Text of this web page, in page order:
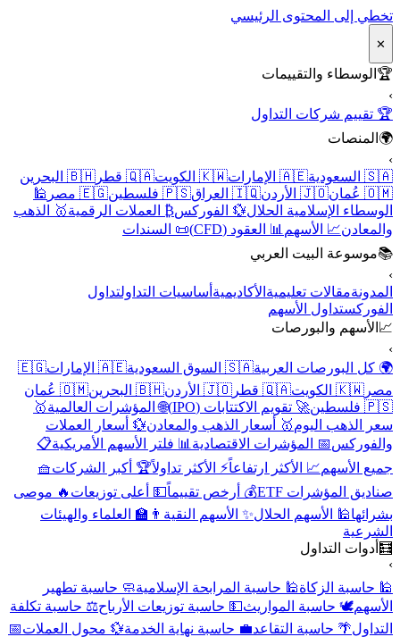
تخطي إلى المحتوى الرئيسي
✕
🏆الوسطاء والتقييمات
🏆 تقييم شركات التداول
🌍المنصات
🇸🇦 السعودية
🇦🇪 الإمارات 🇰🇼 الكويت 🇶🇦 قطر
🇧🇭 البحرين
🇴🇲 عُمان
🇯🇴 الأردن 🇮🇶 العراق 🇵🇸 فلسطين 🇪🇬 مصر
🕌
الوسطاء الإسلامية الحلال 💱 الفوركس ₿ العملات الرقمية🥇 الذهب
والمعادن📈 الأسهم📊 العقود (CFD)
📜 السندات
📚موسوعة البيت العربي
المدونةمقالات تعليميةالأكاديميةأساسيات التداولتداول
الفوركستداول الأسهم
📈الأسهم والبورصات
🌍 كل البورصات العربية🇸🇦 السوق السعودية 🇦🇪 الإمارات
🇪🇬
مصر 🇰🇼 الكويت 🇶🇦 قطر 🇯🇴 الأردن 🇧🇭 البحرين
🇴🇲 عُمان
🇵🇸 فلسطين
🚀 تقويم الاكتتابات (IPO) 🌐 المؤشرات العالمية🥇
سعر الذهب اليوم🥇 أسعار الذهب والمعادن💱 أسعار العملات
والفوركس 📅 المؤشرات الاقتصادية📊 فلتر الأسهم الأمريكية📋
جميع الأسهم📈 الأكثر ارتفاعاً⚡ الأكثر تداولاً🏆 أكبر الشركات🧺
صناديق المؤشرات ETF
💰 أرخص تقييماً💵 أعلى توزيعات🔥 موصى
بشرائها🕌 الأسهم الحلال ✨ الأسهم النقية👨‍🏫 العلماء والهيئات
الشرعية
🧮أدوات التداول
🕌 حاسبة الزكاة🕌 حاسبة المرابحة الإسلامية🧼 حاسبة تطهير
الأسهم🕊️ حاسبة المواريث💵 حاسبة توزيعات الأرباح⚖️ حاسبة تكلفة
التداول 🌴 حاسبة التقاعد💼 حاسبة نهاية الخدمة💱 محول العملات📅